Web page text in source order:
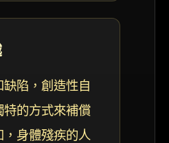
陷，創造性自
特的方式來補償
身體殘疾的人